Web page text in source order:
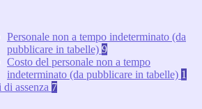
Personale non a tempo indeterminato (da
pubblicare in tabelle) 9
Costo del personale non a tempo
indeterminato (da pubblicare in tabelle) 1
di assenza 7